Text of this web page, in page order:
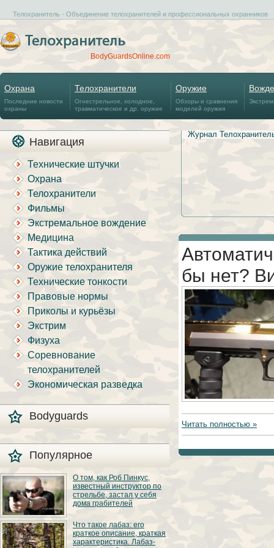
Телохранитель - Объединение телохранителей и профессиональных охранников
BodyGuardsOnline.com
Охрана
Последние новости
охраны
Телохранители
Огнестрельное, холодное,
травматическое и др. оружие
Оружие
Обзоры и сравнения
моделей оружия
Навигация
Технические штучки
Охрана
Телохранители
Фильмы
Экстремальное вождение
Медицина
Тактика действий
Оружие телохранителя
Технические тонкости
Правовые нормы
Приколы и курьёзы
Экстрим
Физуха
Соревнование
телохранителей
Экономическая разведка
Bodyguards
Популярное
О том, как Роб Пинкус,
известный инструктор по
стрельбе, застал у себя
дома грабителей
Вот вы всё говорите:
«В США круто, там
можно любого
постороннего в своём
Что такое лабаз: его
краткое описание, краткая
характеристика. Лабаз-
Журнал
бы нет?
Читать полностью »